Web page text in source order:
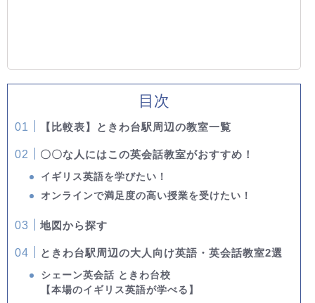
目次
【比較表】ときわ台駅周辺の教室一覧
〇〇な人にはこの英会話教室がおすすめ！
イギリス英語を学びたい！
オンラインで満足度の高い授業を受けたい！
地図から探す
ときわ台駅周辺の大人向け英語・英会話教室2選
シェーン英会話 ときわ台校
【本場のイギリス英語が学べる】